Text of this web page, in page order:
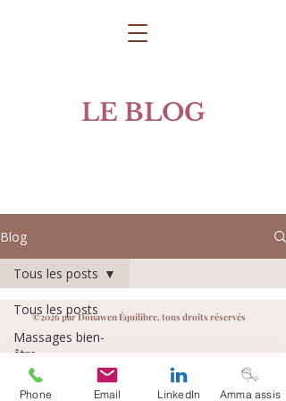
LE BLOG
Blog
Tous les posts
Massages bien-
être
Plantes & bien-
Tous les posts
©2026 par Dônawen Équilibre, tous droits réservés
Phone Email LinkedIn Amma assis